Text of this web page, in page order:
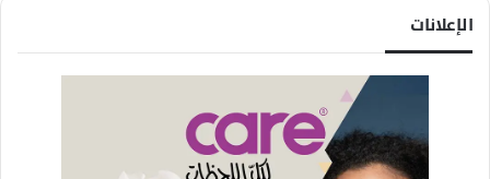
الإعلانات